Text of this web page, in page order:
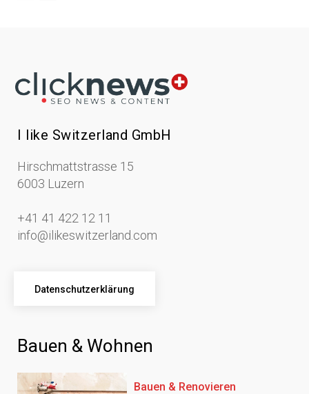
I like Switzerland GmbH
Hirschmattstrasse 15
6003 Luzern
+41 41 422 12 11
info@ilikeswitzerland.com
Datenschutzerklärung
Bauen & Wohnen
Bauen & Renovieren